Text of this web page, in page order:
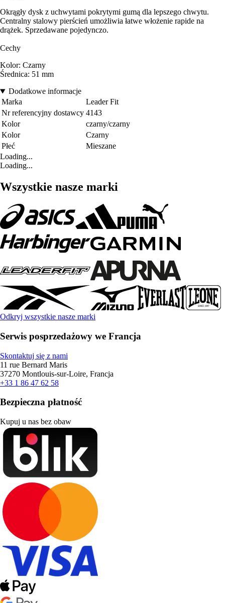
Okrągły dysk z uchwytami pokrytymi gumą dla lepszego chwytu.
Centralny stalowy pierścień umożliwia łatwe włożenie rapide na
drążek. Sprzedawane pojedynczo.
Cechy
Kolor: Czarny
Średnica: 51 mm
Dodatkowe informacje
Marka
Leader Fit
Nr referencyjny dostawcy 4143
Kolor
czarny/czarny
Kolor
Czarny
Płeć
Mieszane
Loading...
Loading...
Wszystkie nasze marki
Odkryj wszystkie nasze marki
Serwis posprzedażowy we Francja
Skontaktuj się z nami
11 rue Bernard Maris
37270 Montlouis-sur-Loire, Francja
+33 1 86 47 62 58
Bezpieczna płatność
Kupuj u nas bez obaw